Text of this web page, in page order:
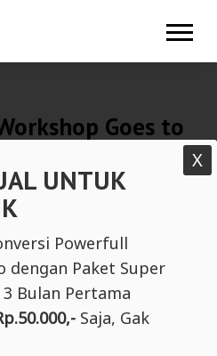
UNTUK
Powerfull
dengan Paket Super
Bulan Pertama
Saja, Gak
X
Goes to